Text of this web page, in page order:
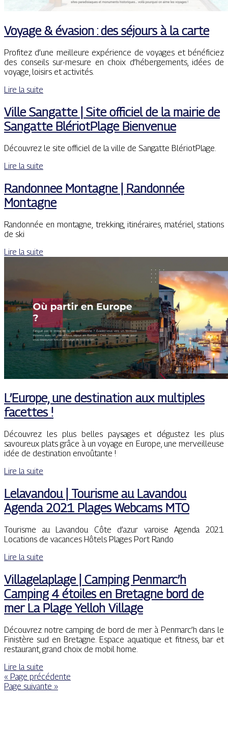
Voyage & évasion : des séjours à la carte
Profitez d’une meilleure expérience de voyages et bénéficiez
des conseils sur-mesure en choix d’hébergements, idées de
voyage, loisirs et activités.
Lire la suite
Ville Sangatte | Site officiel de la mairie de
Sangatte BlériotPlage Bienvenue
Découvrez le site officiel de la ville de Sangatte BlériotPlage.
Lire la suite
Randonnee Montagne | Randonnée
Montagne
Randonnée en montagne, trekking, itinéraires, matériel, stations
de ski
Lire la suite
L’Europe, une destination aux multiples
facettes !
Découvrez les plus belles paysages et dégustez les plus
savoureux plats grâce à un voyage en Europe, une merveilleuse
idée de destination envoûtante !
Lire la suite
Lelavandou | Tourisme au Lavandou
Agenda 2021 Plages Webcams MTO
Tourisme au Lavandou Côte d’azur varoise Agenda 2021
Locations de vacances Hôtels Plages Port Rando
Lire la suite
Villagelaplage | Camping Penmarc’h
Camping 4 étoiles en Bretagne bord de
mer La Plage Yelloh Village
Découvrez notre camping de bord de mer à Penmarc’h dans le
Finistère sud en Bretagne. Espace aquatique et fitness, bar et
restaurant, grand choix de mobil home.
Lire la suite
« Page précédente
Page suivante »